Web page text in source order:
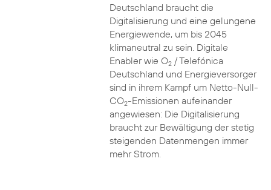
Deutschland braucht die
Digitalisierung und eine gelungene
Energiewende, um bis 2045
klimaneutral zu sein. Digitale
Enabler wie O2/ Telefónica
Deutschland und Energieversorger
sind in ihrem Kampf um Netto-Null-
CO2-Emissionen aufeinander
angewiesen: Die Digitalisierung
braucht zur Bewältigung der stetig
steigenden Datenmengen immer
mehr Strom.